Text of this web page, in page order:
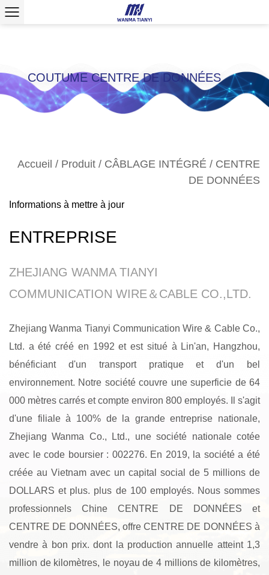
COUTUME CENTRE DE DONNÉES
Accueil / Produit / CÂBLAGE INTÉGRÉ / CENTRE
DE DONNÉES
Informations à mettre à jour
ENTREPRISE
ZHEJIANG WANMA TIANYI
COMMUNICATION WIRE＆CABLE CO.,LTD.
Zhejiang Wanma Tianyi Communication Wire & Cable Co.,
Ltd. a été créé en 1992 et est situé à Lin'an, Hangzhou,
bénéficiant d'un transport pratique et d'un bel
environnement. Notre société couvre une superficie de 64
000 mètres carrés et compte environ 800 employés. Il s'agit
d'une filiale à 100% de la grande entreprise nationale,
Zhejiang Wanma Co., Ltd., une société nationale cotée
avec le code boursier : 002276. En 2019, la société a été
créée au Vietnam avec un capital social de 5 millions de
DOLLARS et plus. plus de 100 employés. Nous sommes
professionnelsChine CENTRE DE DONNÉES et
CENTRE DE DONNÉES, offreCENTRE DE DONNÉES à
vendre à bon prix. dont la production annuelle atteint 1,3
million de kilomètres, le noyau de 4 millions de kilomètres,